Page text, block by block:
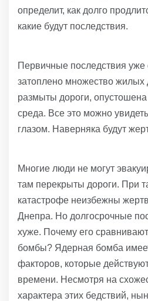
определит, как долго
какие будут последствия.
Первичные последствия
затоплено множество жилых
размыты дороги,
среда. Все это можно
глазом. Наверняка будут
Многие люди не могут
там перекрыты дороги. При
катастрофе неизбежны
Днепра. Но долгосрочные
хуже. Почему его
бомбы? Ядерная бомба
факторов, которые
времени. Несмотря на
характера этих бедствий,